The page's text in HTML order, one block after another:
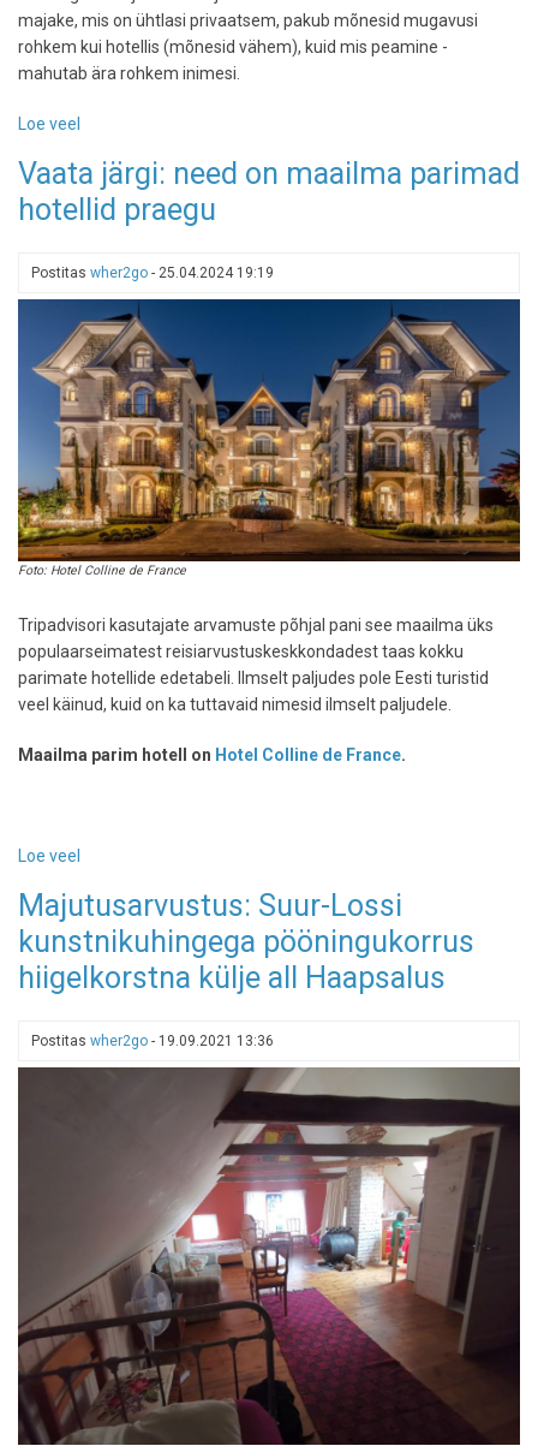
majake, mis on ühtlasi privaatsem, pakub mõnesid mugavusi
rohkem kui hotellis (mõnesid vähem), kuid mis peamine -
mahutab ära rohkem inimesi.
Loe veel
majas:
majutuselamuse
on
väikesed
majakesed
Vaata järgi: need on maailma parimad
hotellid praegu
Postitas wher2go - 25.04.2024 19:19
Foto: Hotel Colline de France
Tripadvisori kasutajate arvamuste põhjal pani see maailma üks
populaarseimatest reisiarvustuskeskkondadest taas kokku
parimate hotellide edetabeli. Ilmselt paljudes pole Eesti turistid
veel käinud, kuid on ka tuttavaid nimesid ilmselt paljudele.
Maailma parim hotell on Hotel Colline de France.
Loe veel
järgi:
need
on
maailma
hotellid
praegu
Majutusarvustus: Suur-Lossi
kunstnikuhingega pööningukorrus
hiigelkorstna külje all Haapsalus
Postitas wher2go - 19.09.2021 13:36